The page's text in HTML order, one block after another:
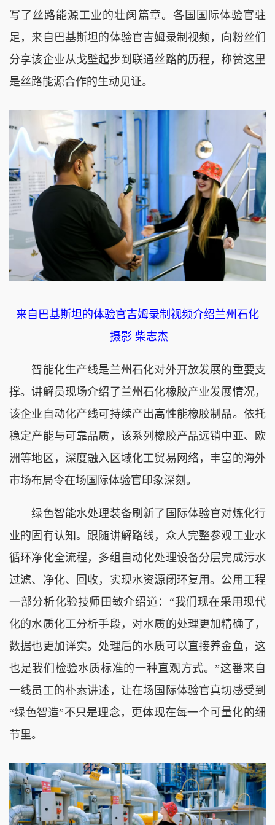
写了丝路能源工业的壮阔篇章。各国国际体验官驻
足，来自巴基斯坦的体验官吉姆录制视频，向粉丝们
分享该企业从戈壁起步到联通丝路的历程，称赞这里
是丝路能源合作的生动见证。
来自巴基斯坦的体验官吉姆录制视频介绍兰州石化
摄影 柴志杰
智能化生产线是兰州石化对外开放发展的重要支
撑。讲解员现场介绍了兰州石化橡胶产业发展情况，
该企业自动化产线可持续产出高性能橡胶制品。依托
稳定产能与可靠品质，该系列橡胶产品远销中亚、欧
洲等地区，深度融入区域化工贸易网络，丰富的海外
市场布局令在场国际体验官印象深刻。
绿色智能水处理装备刷新了国际体验官对炼化行
业的固有认知。跟随讲解路线，众人完整参观工业水
循环净化全流程，多组自动化处理设备分层完成污水
过滤、净化、回收，实现水资源闭环复用。公用工程
一部分析化验技师田敏介绍道：“我们现在采用现代
化的水质化工分析手段，对水质的处理更加精确了，
数据也更加详实。处理后的水质可以直接养金鱼，这
也是我们检验水质标准的一种直观方式。”这番来自
一线员工的朴素讲述，让在场国际体验官真切感受到
“绿色智造”不只是理念，更体现在每一个可量化的细
节里。